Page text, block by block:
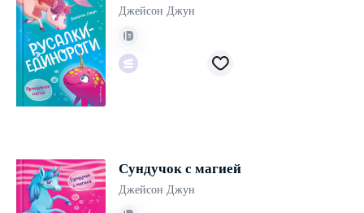
Джейсон Джун
Сундучок с магией
Джейсон Джун